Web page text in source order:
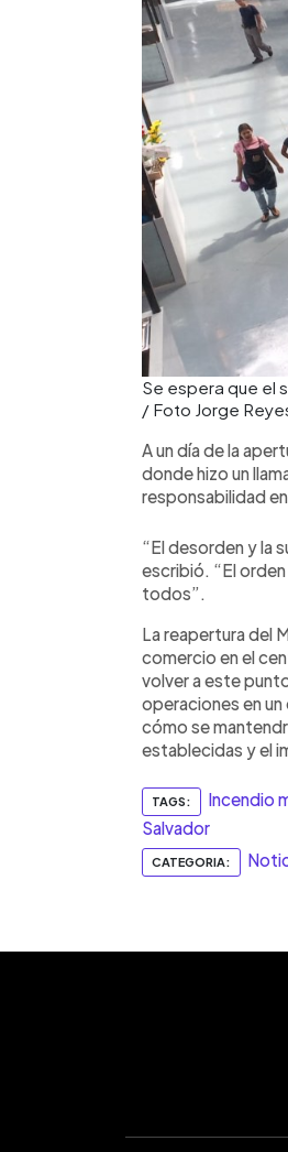
Se espera que el
/ Foto Jorge
A un día de la
donde hizo un
responsabilidad
“El desorden y la
escribió. “El
todos”.
La reapertura del
comercio en el
volver a este
operaciones en
cómo se
establecidas y el
TAGS: Incendio
Salvador
CATEGORIA: